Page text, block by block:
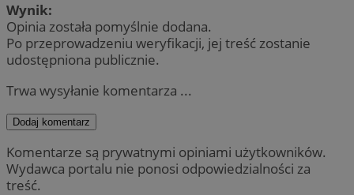
Wynik:
Opinia została pomyślnie dodana.
Po przeprowadzeniu weryfikacji, jej treść zostanie
udostępniona publicznie.
Trwa wysyłanie komentarza ...
Dodaj komentarz
Komentarze są prywatnymi opiniami użytkowników.
Wydawca portalu nie ponosi odpowiedzialności za
treść.